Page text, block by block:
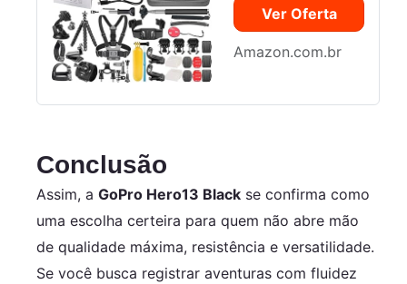
Câmera De
Ação À Prova
D'Água Com
5.3K, Fotos
Webcam,
Estabilização
+ Cartão De...
Ver Oferta
Amazon.com.br
Conclusão
Assim, a GoPro Hero13 Black se confirma como
uma escolha certeira para quem não abre mão
de qualidade máxima, resistência e versatilidade.
Se você busca registrar aventuras com fluidez